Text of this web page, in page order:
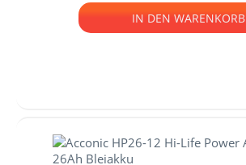
IN DEN WARENKORB